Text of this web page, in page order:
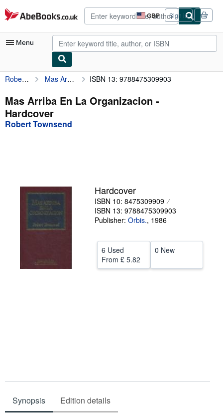
Skip to main content
AbeBooks.co.uk GBP
Site
shopping
preferences
Sign in
Menu
My Account
My Purchases
Advanced Search
Textbooks
CLOSE
Robert Townsend Mas Arriba En La Organizacion ISBN 13: 9788475309903
Mas Arriba En La Organizacion -
Hardcover
Robert Townsend
Hardcover
ISBN 10: 8475309909
ISBN 13: 9788475309903
Publisher: Orbis., 1986
6 Used
From £ 5.82
0 New
Synopsis Edition details